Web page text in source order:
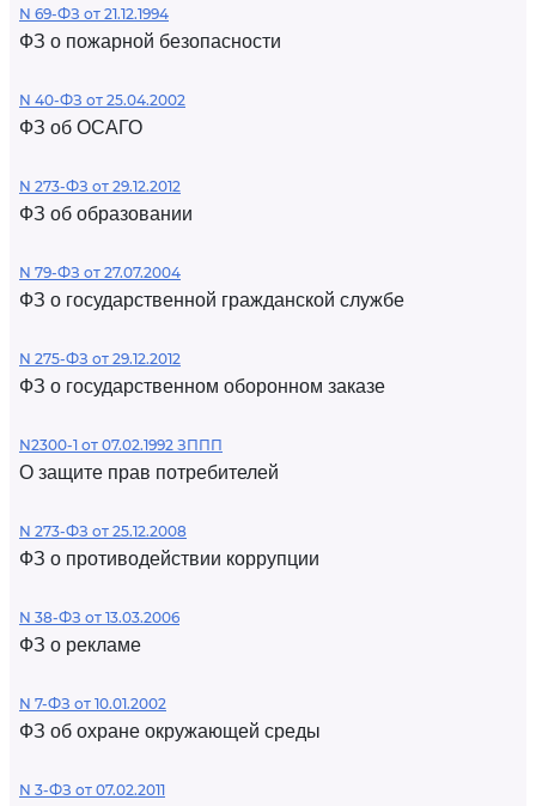
N 69-ФЗ от 21.12.1994
ФЗ о пожарной безопасности
N 40-ФЗ от 25.04.2002
ФЗ об ОСАГО
N 273-ФЗ от 29.12.2012
ФЗ об образовании
N 79-ФЗ от 27.07.2004
ФЗ о государственной гражданской службе
N 275-ФЗ от 29.12.2012
ФЗ о государственном оборонном заказе
N2300-1 от 07.02.1992 ЗППП
О защите прав потребителей
N 273-ФЗ от 25.12.2008
ФЗ о противодействии коррупции
N 38-ФЗ от 13.03.2006
ФЗ о рекламе
N 7-ФЗ от 10.01.2002
ФЗ об охране окружающей среды
N 3-ФЗ от 07.02.2011